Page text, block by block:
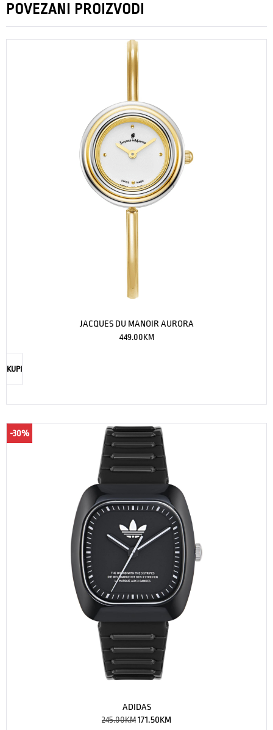
POVEZANI PROIZVODI
JACQUES DU MANOIR AURORA
449.00KM
KUPI
-30%
ADIDAS
245.00KM171.50KM